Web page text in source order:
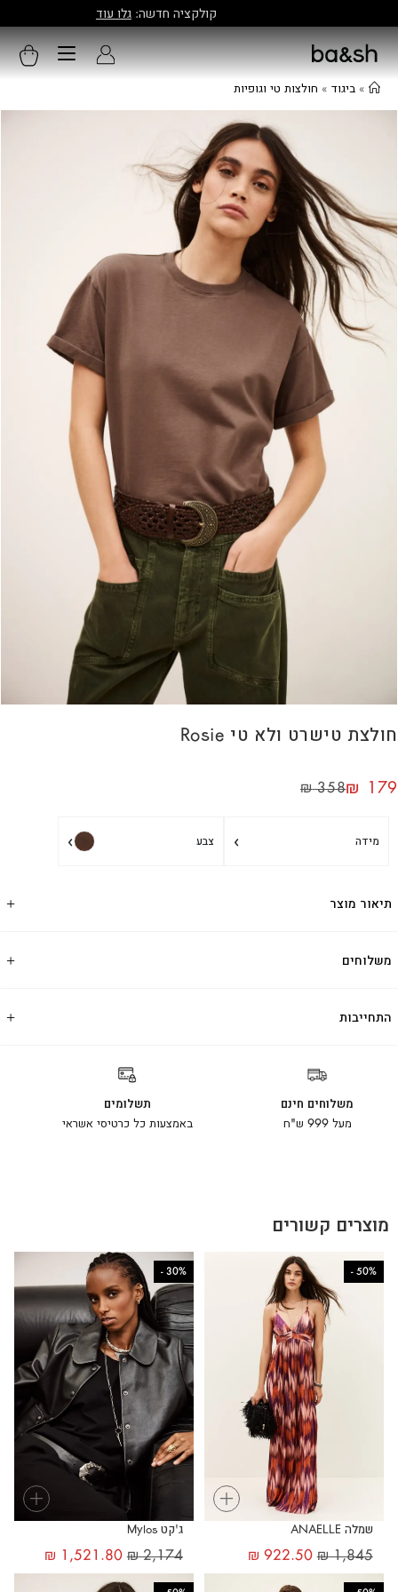
קולקציה חדשה:גלו עוד
» ביגוד » חולצות טי וגופיות
חולצת טישרט ולא טי Rosie
₪358₪ 179
מידה › צבע ›
תיאור מוצר
משלוחים
התחייבות
משלוחים חינם
מעל 999 ש"ח
תשלומים
באמצעות כל כרטיסי אשראי
מוצרים קשורים
+
50%
-
שמלה ANAELLE
₪1,845
₪ 922.50
+
30%
-
ג'קט Mylos
₪2,174
₪ 1,521.80